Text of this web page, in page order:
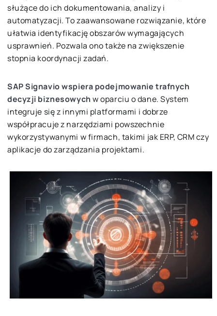
służące do ich dokumentowania, analizy i
automatyzacji. To zaawansowane rozwiązanie, które
ułatwia identyfikację obszarów wymagających
usprawnień. Pozwala ono także na zwiększenie
stopnia koordynacji zadań.
SAP Signavio wspiera podejmowanie trafnych
decyzji biznesowych w oparciu o dane. System
integruje się z innymi platformami i dobrze
współpracuje z narzędziami powszechnie
wykorzystywanymi w firmach, takimi jak ERP, CRM czy
aplikacje do zarządzania projektami.